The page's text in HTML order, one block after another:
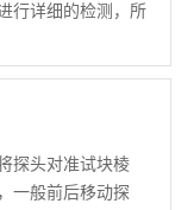
行详细的检测，所
探头对准试块棱
一般前后移动探